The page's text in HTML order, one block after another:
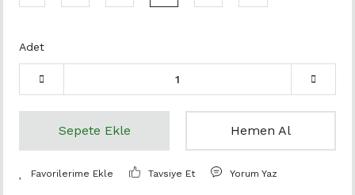
Adet
Sepete Ekle Hemen Al
Tavsiye Et Yorum Yaz